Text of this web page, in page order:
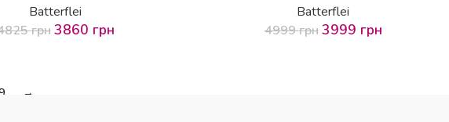
Batterflei
грн 3860 грн
Batterflei
4999грн 3999 грн
→